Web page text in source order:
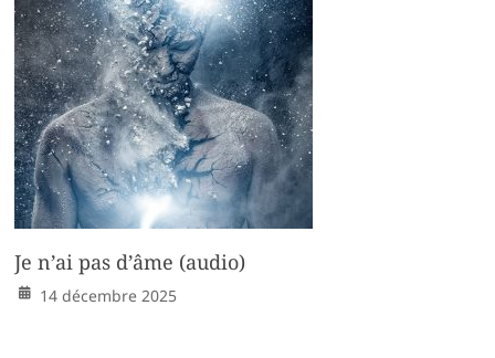
Je n’ai pas d’âme (audio)
14 décembre 2025